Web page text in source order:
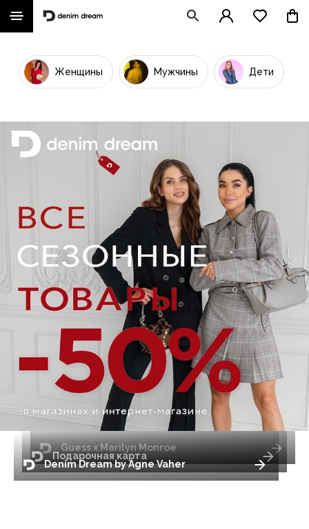
Женщины Мужчины Дети
Denim Dream by Agne Vaher
Подарочная карта
Guess x Marilyn Monroe